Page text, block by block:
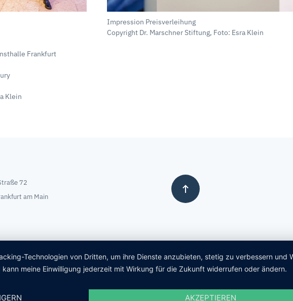
Frankfurt
Klein
Impression Preisverleihung
Copyright Dr. Marschner Stiftung, Foto: Esra Klein
72
am Main
Technologien von Dritten, um ihre Dienste anzubieten, stetig zu verbessern
meine Einwilligung jederzeit mit Wirkung für die Zukunft widerrufen oder ändern.
AKZEPTIEREN